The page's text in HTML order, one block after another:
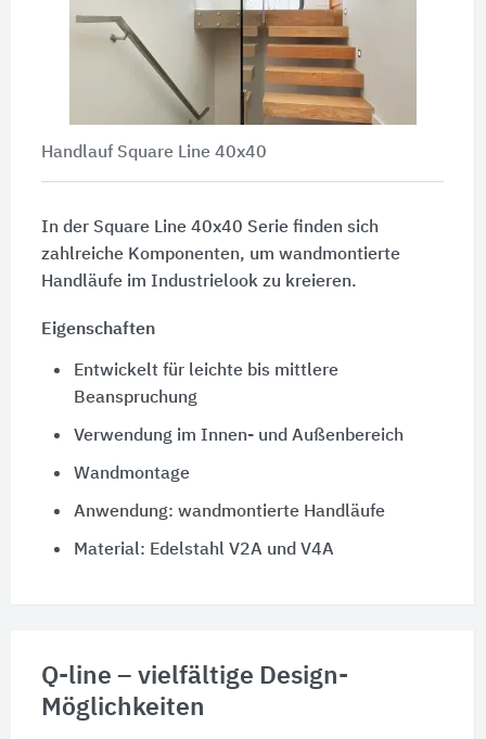
Handlauf Square Line 40x40
In der Square Line 40x40 Serie finden sich
zahlreiche Komponenten, um wandmontierte
Handläufe im Industrielook zu kreieren.
Eigenschaften
Entwickelt für leichte bis mittlere
Beanspruchung
Verwendung im Innen- und Außenbereich
Wandmontage
Anwendung: wandmontierte Handläufe
Material: Edelstahl V2A und V4A
Q-line – vielfältige Design-
Möglichkeiten